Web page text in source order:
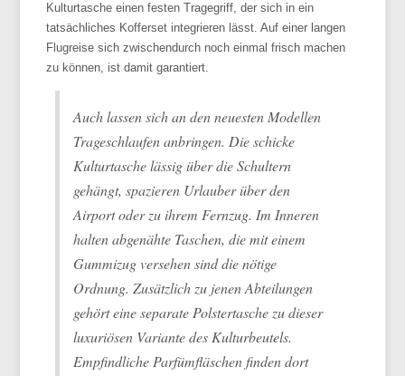
Kulturtasche einen festen Tragegriff, der sich in ein
tatsächliches Kofferset integrieren lässt. Auf einer langen
Flugreise sich zwischendurch noch einmal frisch machen
zu können, ist damit garantiert.
Auch lassen sich an den neuesten Modellen
Trageschlaufen anbringen. Die schicke
Kulturtasche lässig über die Schultern
gehängt, spazieren Urlauber über den
Airport oder zu ihrem Fernzug. Im Inneren
halten abgenähte Taschen, die mit einem
Gummizug versehen sind die nötige
Ordnung. Zusätzlich zu jenen Abteilungen
gehört eine separate Polstertasche zu dieser
luxuriösen Variante des Kulturbeutels.
Empfindliche Parfümfläschen finden dort